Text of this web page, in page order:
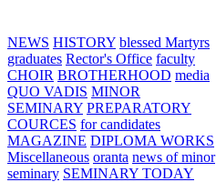
NEWS HISTORY blessed Martyrs
graduates Rector's Office faculty
CHOIR BROTHERHOOD media
QUO VADIS MINOR
SEMINARY PREPARATORY
COURCES for candidates
MAGAZINE DIPLOMA WORKS
Miscellaneous oranta news of minor
seminary SEMINARY TODAY